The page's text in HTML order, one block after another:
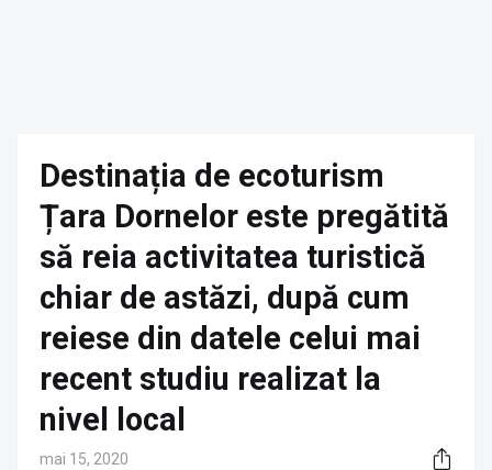
Destinația de ecoturism
Țara Dornelor este pregătită
să reia activitatea turistică
chiar de astăzi, după cum
reiese din datele celui mai
recent studiu realizat la
nivel local
mai 15, 2020